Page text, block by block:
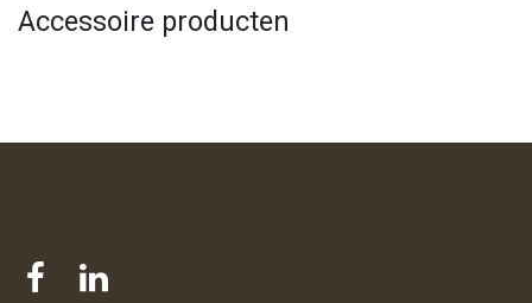
Accessoire producten